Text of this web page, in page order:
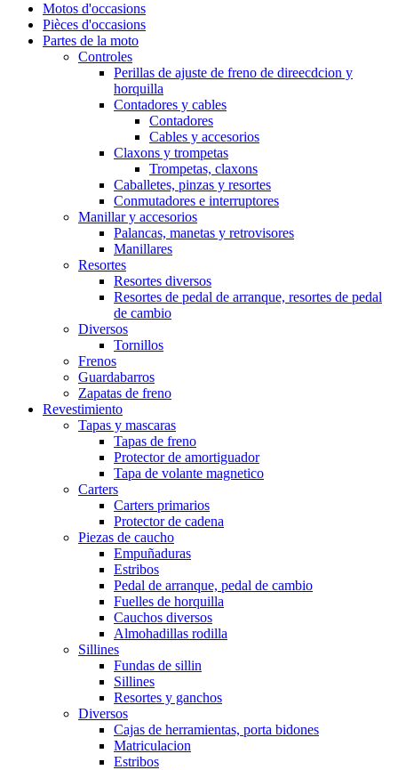
Motos d'occasions
Pièces d'occasions
Partes de la moto
Controles
Perillas de ajuste de freno de direecdcion y
horquilla
Contadores y cables
Contadores
Cables y accesorios
Claxons y trompetas
Trompetas, claxons
Caballetes, pinzas y resortes
Conmutadores e interruptores
Manillar y accesorios
Palancas, manetas y retrovisores
Manillares
Resortes
Resortes diversos
Resortes de pedal de arranque, resortes de pedal
de cambio
Diversos
Tornillos
Frenos
Guardabarros
Zapatas de freno
Revestimiento
Tapas y mascaras
Tapas de freno
Protector de amortiguador
Tapa de volante magnetico
Carters
Carters primarios
Protector de cadena
Piezas de caucho
Empuñaduras
Estribos
Pedal de arranque, pedal de cambio
Fuelles de horquilla
Cauchos diversos
Almohadillas rodilla
Sillines
Fundas de sillin
Sillines
Resortes y ganchos
Diversos
Cajas de herramientas, porta bidones
Matriculacion
Estribos